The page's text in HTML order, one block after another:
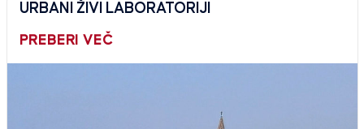
URBANI ŽIVI LABORATORIJI
PREBERI VEČ